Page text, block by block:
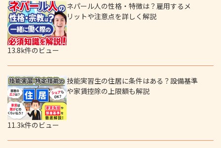
ネパール人の性格・特徴は？雇用するメ
リットや注意点を詳しく解説
13.8k件のビュー
技能実習生の住居に条件はある？設備基準
や家賃控除の上限額も解説
11.3k件のビュー